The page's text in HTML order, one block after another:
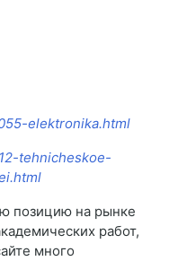
elektronika.html
tehnicheskoe-
позицию на рынке
работ,
много